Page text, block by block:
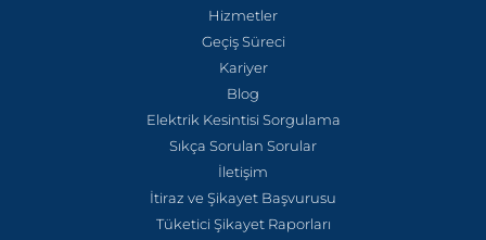
Hizmetler
Geçiş Süreci
Kariyer
Blog
Elektrik Kesintisi Sorgulama
Sıkça Sorulan Sorular
İletişim
İtiraz ve Şikayet Başvurusu
Tüketici Şikayet Raporları